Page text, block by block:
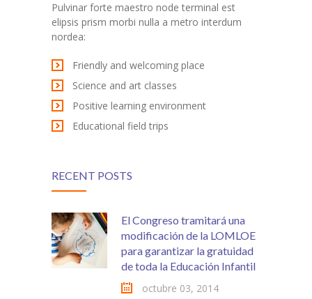
Pulvinar forte maestro node terminal est
elipsis prism morbi nulla a metro interdum
nordea:
Friendly and welcoming place
Science and art classes
Positive learning environment
Educational field trips
RECENT POSTS
El Congreso tramitará una
modificación de la LOMLOE
para garantizar la gratuidad
de toda la Educación Infantil
octubre 03, 2014